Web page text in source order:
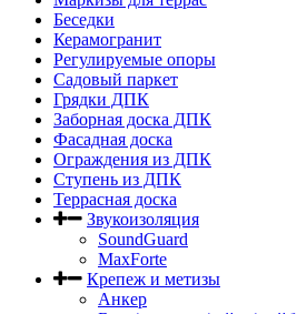
Беседки
Керамогранит
Регулируемые опоры
Садовый паркет
Грядки ДПК
Заборная доска ДПК
Фасадная доска
Ограждения из ДПК
Ступень из ДПК
Террасная доска
Звукоизоляция
SoundGuard
MaxForte
Крепеж и метизы
Анкер